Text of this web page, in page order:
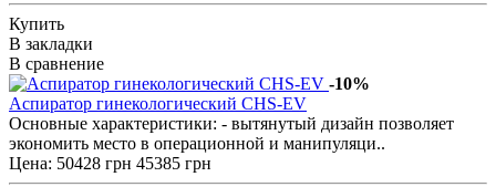
Купить
В закладки
В сравнение
-10%
Аспиратор гинекологический СHS-EV
Основные характеристики: - вытянутый дизайн позволяет
экономить место в операционной и манипуляци..
Цена: 50428 грн 45385 грн